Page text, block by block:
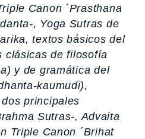
Canon ´Prasthana
, Yoga Sutras de
, textos básicos del
clásicas de filosofía
) y de gramática del
kaumudi),
principales
Sutras-,Advaita
Triple Canon ´Brihat